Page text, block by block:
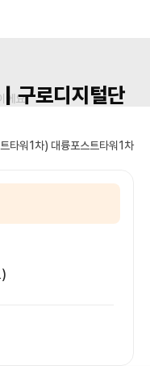
에요.
| 구로디지털단
타워1차) 대륭포스트타워1차